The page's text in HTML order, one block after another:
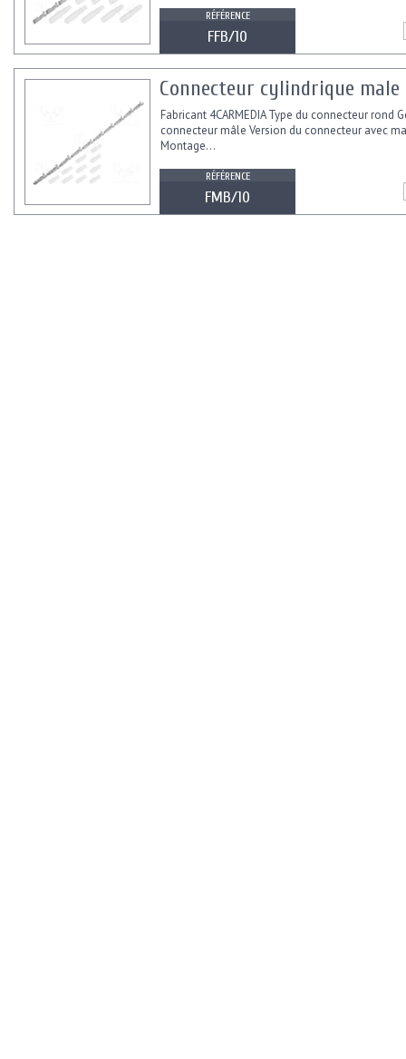
RÉFÉRENCE
FFB/10
Connecteur cylindrique male
Fabricant 4CARMEDIA Type du connecteur rond
connecteur mâle Version du connecteur avec
Montage...
RÉFÉRENCE
FMB/10